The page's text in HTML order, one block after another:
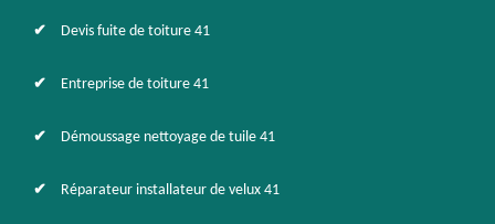
Devis fuite de toiture 41
Entreprise de toiture 41
Démoussage nettoyage de tuile 41
Réparateur installateur de velux 41